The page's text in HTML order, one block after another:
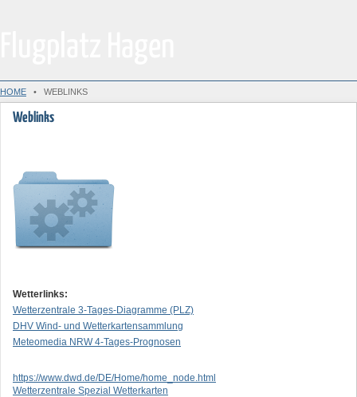
HOME • WEBLINKS
Weblinks
Wetterlinks:
Wetterzentrale 3-Tages-Diagramme (PLZ)
DHV Wind- und Wetterkartensammlung
Meteomedia NRW 4-Tages-Prognosen
https://www.dwd.de/DE/Home/home_node.html
Wetterzentrale Spezial Wetterkarten